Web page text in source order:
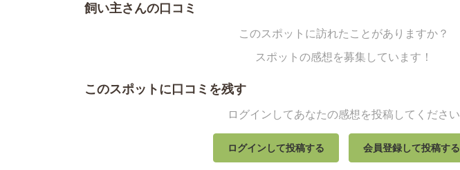
飼い主さんの口コミ
このスポットに訪れたことがありますか？
スポットの感想を募集しています！
このスポットに口コミを残す
ログインしてあなたの感想を投稿してください
ログインして投稿する 会員登録して投稿する